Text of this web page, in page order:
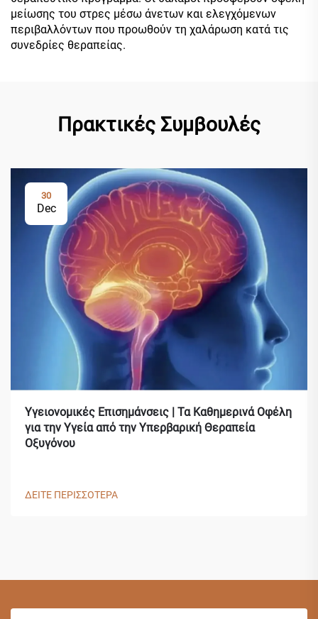
μείωσης του στρες μέσω άνετων και ελεγχόμενων
περιβαλλόντων που προωθούν τη χαλάρωση κατά τις
συνεδρίες θεραπείας.
Πρακτικές Συμβουλές
30
Dec
Υγειονομικές Επισημάνσεις | Τα Καθημερινά Οφέλη
για την Υγεία από την Υπερβαρική Θεραπεία
Οξυγόνου
ΔΕΙΤΕ ΠΕΡΙΣΣΟΤΕΡΑ